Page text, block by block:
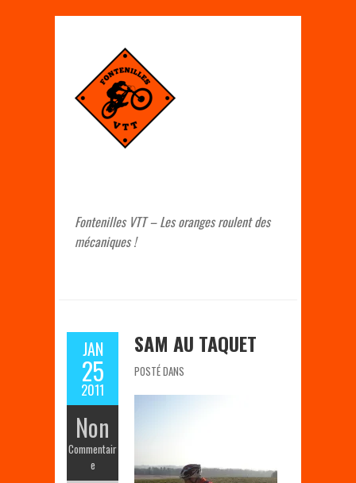
Fontenilles VTT – Les oranges roulent des
mécaniques !
JAN
25
2011
Non
Commentair
e
SAM AU TAQUET
POSTÉ DANS